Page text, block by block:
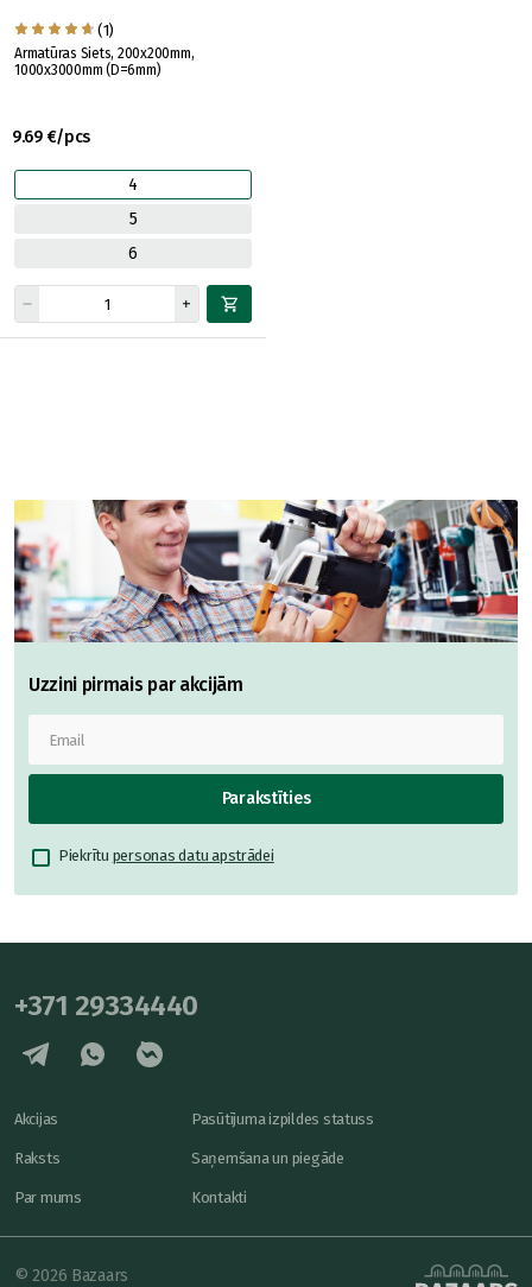
(1)
Armatūras Siets, 200x200mm,
1000x3000mm (D=6mm)
9.69 €/pcs
4
5
6
Uzzini pirmais par akcijām
Parakstīties
Piekrītu personas datu apstrādei
+371 29334440
Akcijas
Raksts
Par mums
Pasūtījuma izpildes statuss
Saņemšana un piegāde
Kontakti
© 2026 Bazaars